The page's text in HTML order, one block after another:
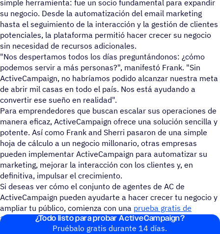
simple herramienta: fue un socio fundamental para expandir
su negocio. Desde la automatización del email marketing
hasta el seguimiento de la interacción y la gestión de clientes
potenciales, la plataforma permitió hacer crecer su negocio
sin necesidad de recursos adicionales.
"Nos despertamos todos los días preguntándonos: ¿cómo
podemos servir a más personas?", manifestó Frank. "Sin
ActiveCampaign, no habríamos podido alcanzar nuestra meta
de abrir mil casas en todo el país. Nos está ayudando a
convertir ese sueño en realidad".
Para emprendedores que buscan escalar sus operaciones de
manera eficaz, ActiveCampaign ofrece una solución sencilla y
potente. Así como Frank and Sherri pasaron de una simple
hoja de cálculo a un negocio millonario, otras empresas
pueden implementar ActiveCampaign para automatizar su
marketing, mejorar la interacción con los clientes y, en
definitiva, impulsar el crecimiento.
Si deseas ver cómo el conjunto de agentes de AC de
ActiveCampaign pueden ayudarte a hacer crecer tu negocio y
ampliar tu público, comienza con una prueba gratis de
14 días
hoy mismo.
¿Todo listo para probar ActiveCampaign?
Pruébalo gratis durante 14 días.